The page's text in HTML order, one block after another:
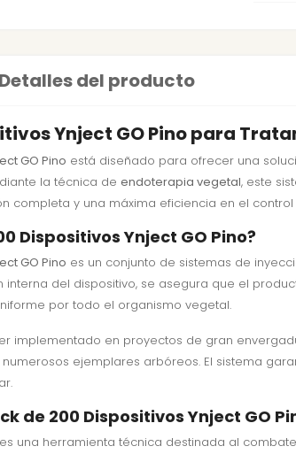
Detalles del producto
Ynject GO Pino para
GO Pino está diseñado para ofrecer una
la técnica de endoterapia vegetal, este
completa y una máxima eficiencia en el
Dispositivos Ynject GO Pino?
GO Pino es un conjunto de sistemas de
interna del dispositivo, se asegura que el
por todo el organismo vegetal.
implementado en proyectos de gran
ejemplares arbóreos. El sistema
de 200 Dispositivos Ynject GO
es una herramienta técnica destinada al